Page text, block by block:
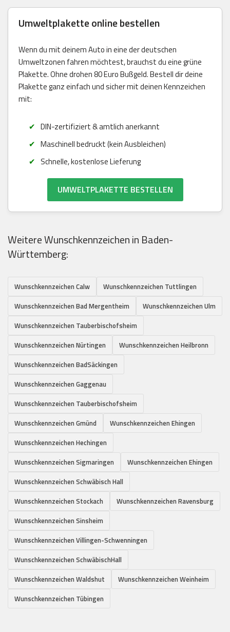
Umweltplakette online bestellen
Wenn du mit deinem Auto in eine der deutschen
Umweltzonen fahren möchtest, brauchst du eine grüne
Plakette. Ohne drohen 80 Euro Bußgeld. Bestell dir deine
Plakette ganz einfach und sicher mit deinen Kennzeichen
mit:
DIN-zertifiziert & amtlich anerkannt
Maschinell bedruckt (kein Ausbleichen)
Schnelle, kostenlose Lieferung
UMWELTPLAKETTE BESTELLEN
Weitere Wunschkennzeichen in Baden-
Württemberg:
Wunschkennzeichen Calw
Wunschkennzeichen Tuttlingen
Wunschkennzeichen Bad Mergentheim
Wunschkennzeichen Ulm
Wunschkennzeichen Tauberbischofsheim
Wunschkennzeichen Nürtingen
Wunschkennzeichen Heilbronn
Wunschkennzeichen BadSäckingen
Wunschkennzeichen Gaggenau
Wunschkennzeichen Tauberbischofsheim
Wunschkennzeichen Gmünd
Wunschkennzeichen Ehingen
Wunschkennzeichen Hechingen
Wunschkennzeichen Sigmaringen
Wunschkennzeichen Ehingen
Wunschkennzeichen Schwäbisch Hall
Wunschkennzeichen Stockach
Wunschkennzeichen Ravensburg
Wunschkennzeichen Sinsheim
Wunschkennzeichen Villingen-Schwenningen
Wunschkennzeichen SchwäbischHall
Wunschkennzeichen Waldshut
Wunschkennzeichen Weinheim
Wunschkennzeichen Tübingen